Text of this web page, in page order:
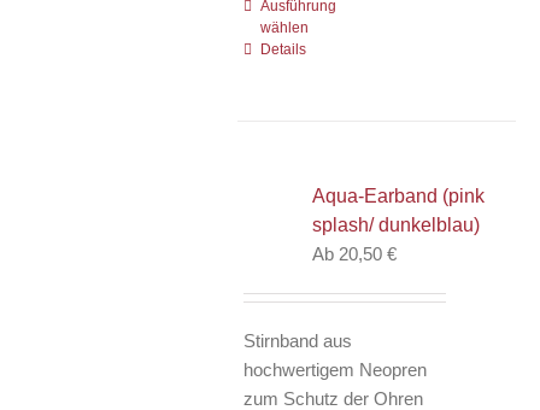
Ausführung
wählen
auf
der
werden
Details
Aqua-Earband (pink
splash/ dunkelblau)
Ab 20,50€
Stirnband aus
hochwertigem Neopren
zum Schutz der Ohren